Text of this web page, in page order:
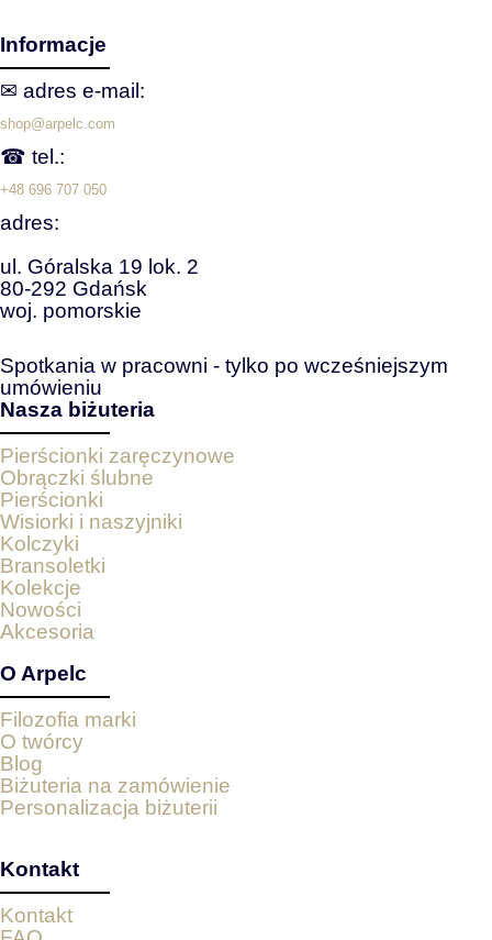
Informacje
✉ adres e‑mail:
shop@arpelc.com
☎ tel.:
+48 696 707 050
adres:
ul. Góralska 19 lok. 2
80-292 Gdańsk
woj. pomorskie
Spotkania w pracowni - tylko po wcześniejszym
umówieniu
Nasza biżuteria
Pierścionki zaręczynowe
Obrączki ślubne
Pierścionki
Wisiorki i naszyjniki
Kolczyki
Bransoletki
Kolekcje
Nowości
Akcesoria
O Arpelc
Filozofia marki
O twórcy
Blog
Biżuteria na zamówienie
Personalizacja biżuterii
Kontakt
Kontakt